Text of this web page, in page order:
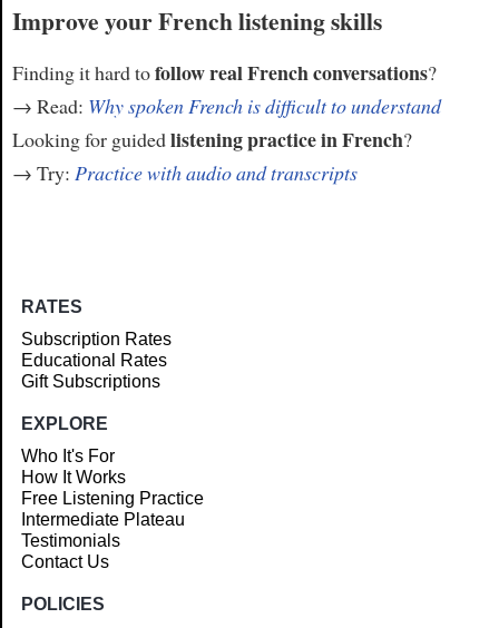
Improve your French listening skills
Finding it hard tofollow real French conversations?
→ Read: Why spoken French is difficult to understand
Looking for guidedlistening practice in French?
→ Try: Practice with audio and transcripts
RATES
Subscription Rates
Educational Rates
Gift Subscriptions
EXPLORE
Who It's For
How It Works
Free Listening Practice
Intermediate Plateau
Testimonials
Contact Us
POLICIES